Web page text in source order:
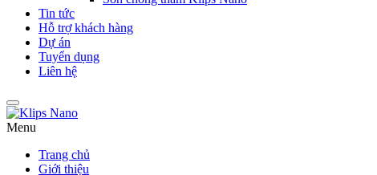
Tin tức
Hỗ trợ khách hàng
Dự án
Tuyển dụng
Liên hệ
Menu
Trang chủ
Giới thiệu